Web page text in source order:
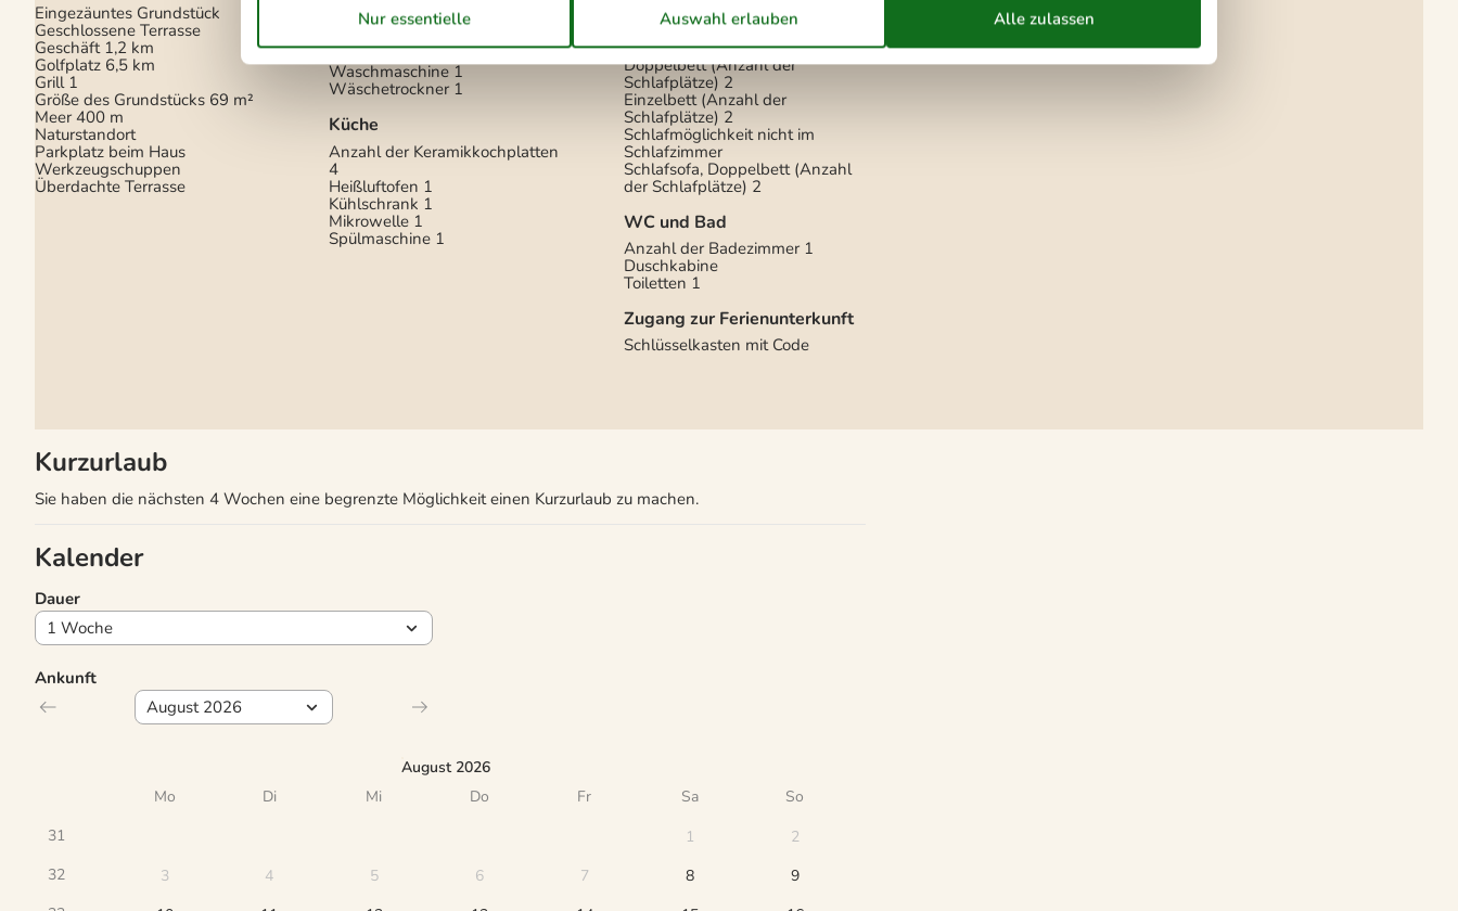
Eingezäuntes Grundstück
Geschlossene Terrasse
Geschäft 1,2 km
Golfplatz 6,5 km
Grill 1
Größe des Grundstücks 69 m²
Meer 400 m
Naturstandort
Parkplatz beim Haus
Werkzeugschuppen
Überdachte Terrasse
Ferienhaus
Renovierung 2020
Waschmaschine 1
Wäschetrockner 1
Küche
Anzahl der Keramikkochplatten
4
Heißluftofen 1
Kühlschrank 1
Mikrowelle 1
Spülmaschine 1
Schlafverhältnisse
Anzahl der Schlafzimmer 2
Doppelbett (Anzahl der
Schlafplätze) 2
Einzelbett (Anzahl der
Schlafplätze) 2
Schlafmöglichkeit nicht im
Schlafzimmer
Schlafsofa, Doppelbett (Anzahl
der Schlafplätze) 2
WC und Bad
Anzahl der Badezimmer 1
Duschkabine
Toiletten 1
Zugang zur Ferienunterkunft
Schlüsselkasten mit Code
Kurzurlaub
Sie haben die nächsten 4 Wochen eine begrenzte Möglichkeit einen Kurzurlaub zu machen.
Kalender
Ankunft
August 2026
Mo
Di Mi Do Fr Sa
So
31
1
2
32
3 4 5 6 7 8
9
Dauer